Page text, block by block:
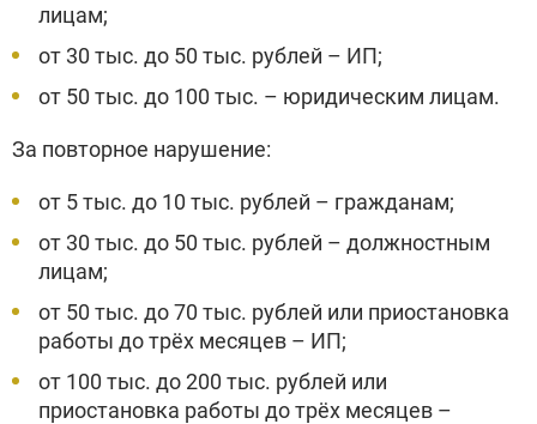
лицам;
от 30 тыс. до 50 тыс. рублей – ИП;
от 50 тыс. до 100 тыс. – юридическим лицам.
За повторное нарушение:
от 5 тыс. до 10 тыс. рублей – гражданам;
от 30 тыс. до 50 тыс. рублей – должностным
лицам;
от 50 тыс. до 70 тыс. рублей или приостановка
работы до трёх месяцев – ИП;
от 100 тыс. до 200 тыс. рублей или
приостановка работы до трёх месяцев –